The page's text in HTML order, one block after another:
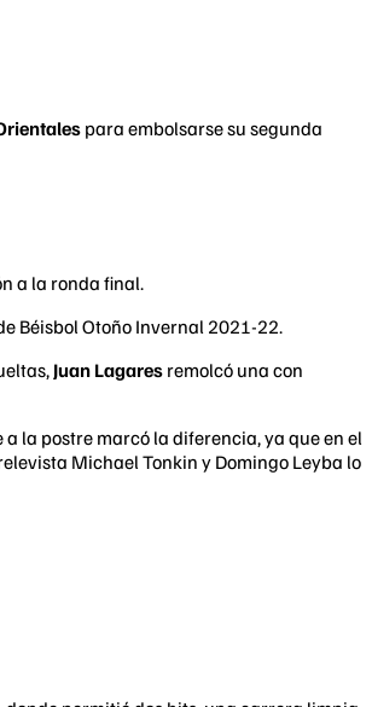
para embolsarse su segunda
a la ronda final.
Béisbol Otoño Invernal 2021-22.
Juan Lagares remolcó una con
a la postre marcó la diferencia, ya que en el
Michael Tonkin y Domingo Leyba lo